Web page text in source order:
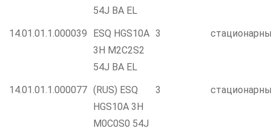
54J BA EL
14.01.01.1.000039
ESQ HGS10A
3H M2C2S2
54J BA EL
3
14.01.01.1.000077 (RUS) ESQ
HGS10A 3H
M0C0S0 54J
3